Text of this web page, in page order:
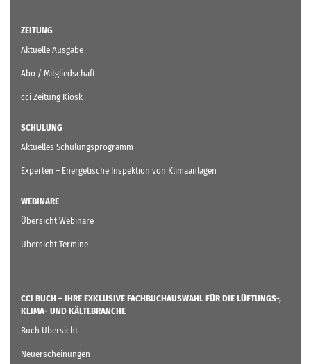
ZEITUNG
Aktuelle Ausgabe
Abo / Mitgliedschaft
cci Zeitung Kiosk
SCHULUNG
Aktuelles Schulungsprogramm
Experten – Energetische Inspektion von Klimaanlagen
WEBINARE
Übersicht Webinare
Übersicht Termine
CCI BUCH – IHRE EXKLUSIVE FACHBUCHAUSWAHL FÜR DIE LÜFTUNGS-,
KLIMA- UND KÄLTEBRANCHE
Buch Übersicht
Neuerscheinungen